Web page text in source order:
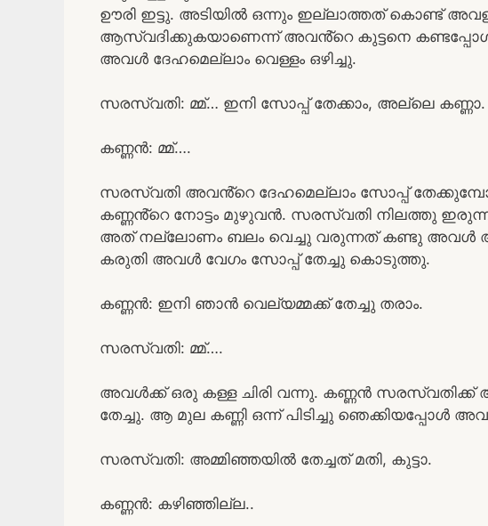
ഊരി ഇട്ടു. അടിയിൽ ഒന്നും ഇല്ലാത്തത് കൊണ്ട്
ആസ്വദിക്കുകയാണെന്ന് അവൻ്റെ കുട്ടനെ
അവൾ ദേഹമെല്ലാം വെള്ളം ഒഴിച്ചു.
സരസ്വതി: മ്മ്… ഇനി സോപ്പ് തേക്കാം, അല്ലെ കണ്ണാ.
കണ്ണൻ: മ്മ്….
സരസ്വതി അവൻ്റെ ദേഹമെല്ലാം സോപ്പ്
കണ്ണൻ്റെ നോട്ടം മുഴുവൻ. സരസ്വതി നിലത്തു ഇരുന്ന്
അത് നല്ലോണം ബലം വെച്ചു വരുന്നത് കണ്ടു അവൾ
കരുതി അവൾ വേഗം സോപ്പ് തേച്ചു കൊടുത്തു.
കണ്ണൻ: ഇനി ഞാൻ വെല്യമ്മക്ക് തേച്ചു തരാം.
സരസ്വതി: മ്മ്….
അവൾക്ക് ഒരു കള്ള ചിരി വന്നു. കണ്ണൻ
തേച്ചു. ആ മുല കണ്ണി ഒന്ന് പിടിച്ചു ഞെക്കിയപ്പോൾ
സരസ്വതി: അമ്മിഞ്ഞയിൽ തേച്ചത് മതി, കുട്ടാ.
കണ്ണൻ: കഴിഞ്ഞില്ല..